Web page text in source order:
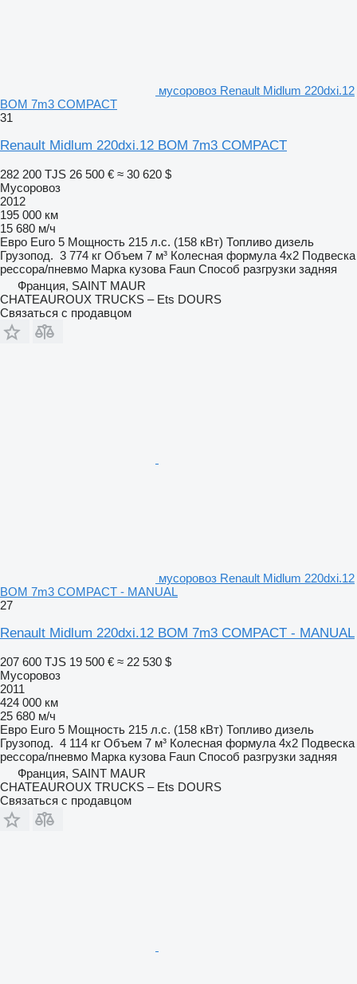
мусоровоз Renault Midlum 220dxi.12
BOM 7m3 COMPACT
31
Renault Midlum 220dxi.12 BOM 7m3 COMPACT
282 200 TJS 26 500 € ≈ 30 620 $
Мусоровоз
2012
195 000 км
15 680 м/ч
Евро Euro 5 Мощность 215 л.с. (158 кВт) Топливо дизель
Грузопод. 3 774 кг Объем 7 м³ Колесная формула 4x2 Подвеска
рессора/пневмо Марка кузова Faun Способ разгрузки задняя
Франция, SAINT MAUR
CHATEAUROUX TRUCKS – Ets DOURS
Связаться с продавцом
мусоровоз Renault Midlum 220dxi.12
BOM 7m3 COMPACT - MANUAL
27
Renault Midlum 220dxi.12 BOM 7m3 COMPACT - MANUAL
207 600 TJS 19 500 € ≈ 22 530 $
Мусоровоз
2011
424 000 км
25 680 м/ч
Евро Euro 5 Мощность 215 л.с. (158 кВт) Топливо дизель
Грузопод. 4 114 кг Объем 7 м³ Колесная формула 4x2 Подвеска
рессора/пневмо Марка кузова Faun Способ разгрузки задняя
Франция, SAINT MAUR
CHATEAUROUX TRUCKS – Ets DOURS
Связаться с продавцом